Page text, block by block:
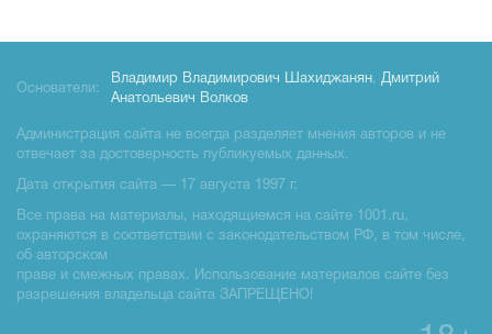
Основатели:
Владимир Владимирович Шахиджанян, Дмитрий
Анатольевич Волков
Администрация сайта не всегда разделяет мнения авторов и не
отвечает за достоверность публикуемых данных.
Дата открытия сайта — 17 августа 1997 г.
Все права на материалы, находящиемся на сайте 1001.ru,
охраняются в соответствии с законодательством РФ, в том числе,
об авторском
праве и смежных правах. Использование материалов сайте без
разрешения владельца сайта ЗАПРЕЩЕНО!